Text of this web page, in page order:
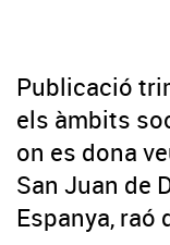
Publicació
els àmbits
on es dona
San Juan de
Espanya, raó